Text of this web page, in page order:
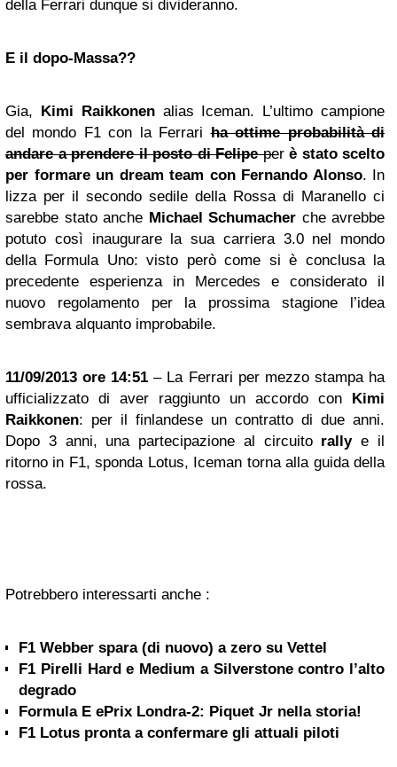
della Ferrari dunque si divideranno.
E il dopo-Massa??
Gia, Kimi Raikkonenalias Iceman. L’ultimo campione
del mondo F1 con la Ferrariha ottime probabilità di
andare a prendere il posto di Felipeper è stato scelto
per formare un dream team con Fernando Alonso. In
lizza per il secondo sedile della Rossa di Maranello ci
sarebbe stato anche Michael Schumacher che avrebbe
potuto così inaugurare la sua carriera 3.0 nel mondo
della Formula Uno: visto però come si è conclusa la
precedente esperienza in Mercedes e considerato il
nuovo regolamento per la prossima stagione l’idea
sembrava alquanto improbabile.
11/09/2013 ore 14:51 – La Ferrari per mezzo stampa ha
ufficializzato di aver raggiunto un accordo con Kimi
Raikkonen: per il finlandese un contratto di due anni.
Dopo 3 anni, una partecipazione al circuito rallye il
ritorno in F1, sponda Lotus, Iceman torna alla guida della
rossa.
Potrebbero interessarti anche :
F1 Webber spara (di nuovo) a zero su Vettel
F1 Pirelli Hard e Medium a Silverstone contro l’alto
degrado
Formula E ePrix Londra-2: Piquet Jr nella storia!
F1 Lotus pronta a confermare gli attuali piloti